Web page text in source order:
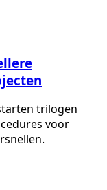
trilogen
voor